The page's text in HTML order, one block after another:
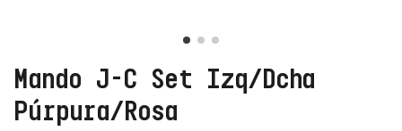
Mando J-C Set Izq/Dcha
Púrpura/Rosa